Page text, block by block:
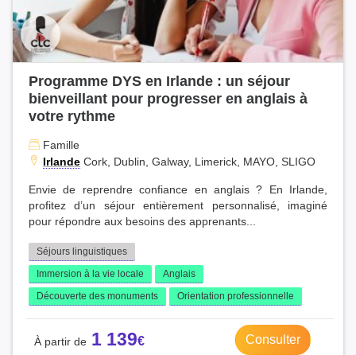
Programme DYS en Irlande : un séjour
bienveillant pour progresser en anglais à
votre rythme
Famille
Irlande Cork, Dublin, Galway, Limerick, MAYO, SLIGO
Envie de reprendre confiance en anglais ? En Irlande,
profitez d’un séjour entièrement personnalisé, imaginé
pour répondre aux besoins des apprenants...
Séjours linguistiques
Immersion à la vie locale
Anglais
Découverte des monuments
Orientation professionnelle
1 139 Consulter